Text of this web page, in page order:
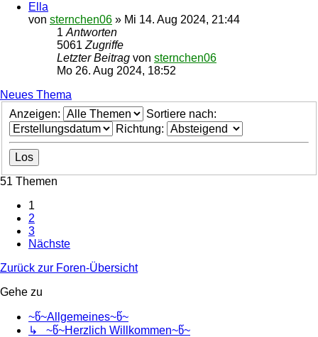
Ella
von sternchen06 » Mi 14. Aug 2024, 21:44
1 Antworten
5061 Zugriffe
Letzter Beitrag von sternchen06
Mo 26. Aug 2024, 18:52
Neues Thema
Anzeigen:
Sortiere nach:
Richtung:
51 Themen
1
2
3
Nächste
Zurück zur Foren-Übersicht
Gehe zu
~წ~Allgemeines~წ~
↳ ~წ~Herzlich Willkommen~წ~